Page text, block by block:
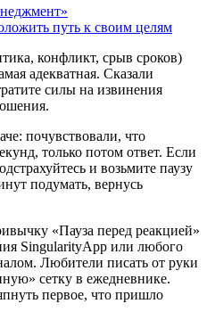
путь к своим целям
конфликт, срыв сроков)
адекватная. Сказали
силы на извинения
почувствовали, что
только потом ответ. Если
и возьмите паузу
подумать, вернусь
«Пауза перед реакцией»
SingularityApp или любого
Любители писать от руки
сетку в ежедневнике.
первое, что пришло